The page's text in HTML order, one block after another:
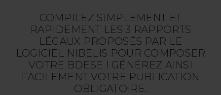
COMPILEZ SIMPLEMENT ET
RAPIDEMENT LES 3 RAPPORTS
LÉGAUX PROPOSÉS PAR LE
LOGICIEL NIBELIS POUR COMPOSER
VOTRE BDESE ! GÉNÉREZ AINSI
FACILEMENT VOTRE PUBLICATION
OBLIGATOIRE.